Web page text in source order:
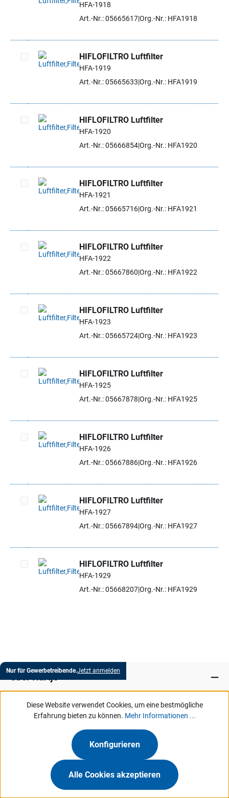
Artikel auswählen
HFA-1918
Art.-Nr.: 05665617Org.-Nr.: HFA1918
Artikel auswählen
HIFLOFILTRO Luftfilter
HFA-1919
Art.-Nr.: 05665633 Org.-Nr.: HFA1919
Artikel auswählen
HIFLOFILTRO Luftfilter
HFA-1920
Art.-Nr.: 05666854Org.-Nr.: HFA1920
Artikel auswählen
HIFLOFILTRO Luftfilter
HFA-1921
Art.-Nr.: 05665716Org.-Nr.: HFA1921
Artikel auswählen
HIFLOFILTRO Luftfilter
HFA-1922
Art.-Nr.: 05667860 Org.-Nr.: HFA1922
Artikel auswählen
HIFLOFILTRO Luftfilter
HFA-1923
Art.-Nr.: 05665724Org.-Nr.: HFA1923
Artikel auswählen
HIFLOFILTRO Luftfilter
HFA-1925
Art.-Nr.: 05667878 Org.-Nr.: HFA1925
Artikel auswählen
HIFLOFILTRO Luftfilter
HFA-1926
Art.-Nr.: 05667886Org.-Nr.: HFA1926
Artikel auswählen
HIFLOFILTRO Luftfilter
HFA-1927
Art.-Nr.: 05667894Org.-Nr.: HFA1927
Artikel auswählen
HIFLOFILTRO Luftfilter
HFA-1929
Art.-Nr.: 05668207Org.-Nr.: HFA1929
Nur für Gewerbetreibende.Jetzt anmelden
Marken
MeinHartje
Diese Website verwendet Cookies, um eine bestmögliche
Erfahrung bieten zu können. Mehr Informationen ...
Konfigurieren
Alle Cookies akzeptieren